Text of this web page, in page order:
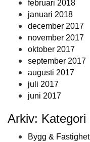
februari 2018
januari 2018
december 2017
november 2017
oktober 2017
september 2017
augusti 2017
juli 2017
juni 2017
Arkiv: Kategori
Bygg & Fastighet